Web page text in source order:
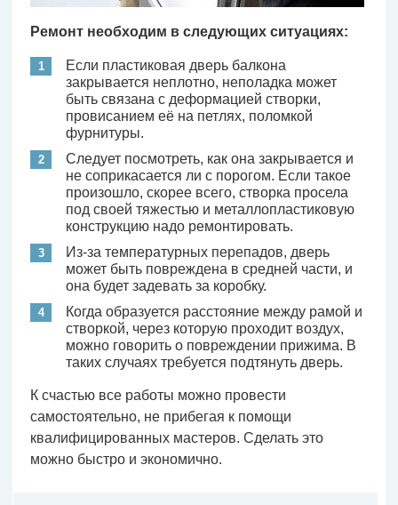
Ремонт необходим в следующих ситуациях:
Если пластиковая дверь балкона
закрывается неплотно, неполадка может
быть связана с деформацией створки,
провисанием её на петлях, поломкой
фурнитуры.
Следует посмотреть, как она закрывается и
не соприкасается ли с порогом. Если такое
произошло, скорее всего, створка просела
под своей тяжестью и металлопластиковую
конструкцию надо ремонтировать.
Из-за температурных перепадов, дверь
может быть повреждена в средней части, и
она будет задевать за коробку.
Когда образуется расстояние между рамой и
створкой, через которую проходит воздух,
можно говорить о повреждении прижима. В
таких случаях требуется подтянуть дверь.
К счастью все работы можно провести
самостоятельно, не прибегая к помощи
квалифицированных мастеров. Сделать это
можно быстро и экономично.